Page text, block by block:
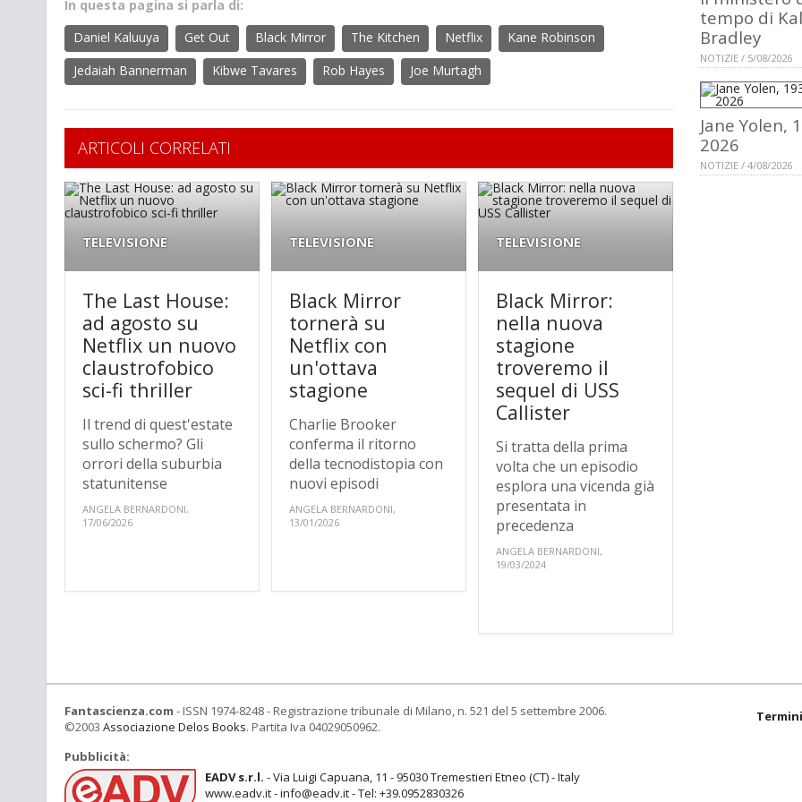
In questa pagina si parla di:
Daniel Kaluuya
Get Out Black Mirror The Kitchen Netflix
Kane Robinson
Jedaiah Bannerman
Kibwe Tavares Rob Hayes Joe Murtagh
ARTICOLI CORRELATI
TELEVISIONE
The Last House:
ad agosto su
Netflix un nuovo
claustrofobico
sci-fi thriller
Il trend di quest'estate
sullo schermo? Gli
orrori della suburbia
statunitense
ANGELA BERNARDONI,
17/06/2026
TELEVISIONE
Black Mirror
tornerà su
Netflix con
un'ottava
stagione
Charlie Brooker
conferma il ritorno
della tecnodistopia con
nuovi episodi
ANGELA BERNARDONI,
13/01/2026
TELEVISIONE
Black Mirror:
nella nuova
stagione
troveremo il
sequel di USS
Callister
Si tratta della prima
volta che un episodio
esplora una vicenda già
presentata in
precedenza
ANGELA BERNARDONI,
19/03/2024
tempo di
Bradley
NOTIZIE / 5/08/2026
Jane Yolen,
2026
NOTIZIE / 4/08/2026
Fantascienza.com - ISSN 1974-8248 - Registrazione tribunale di Milano, n. 521 del 5 settembre 2006.
©2003 Associazione Delos Books. Partita Iva 04029050962.
Pubblicità:
EADV s.r.l. - Via Luigi Capuana, 11 - 95030 Tremestieri Etneo (CT) - Italy
www.eadv.it - info@eadv.it - Tel: +39.0952830326